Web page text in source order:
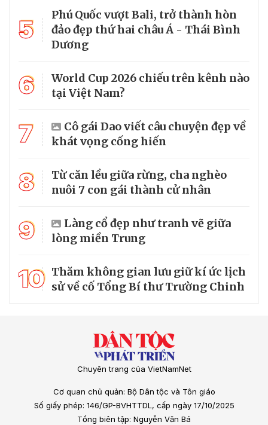
5
Phú Quốc vượt Bali, trở thành hòn
đảo đẹp thứ hai châu Á - Thái Bình
Dương
6
World Cup 2026 chiếu trên kênh nào
tại Việt Nam?
7
Cô gái Dao viết câu chuyện đẹp về
khát vọng cống hiến
8
Từ căn lều giữa rừng, cha nghèo
nuôi 7 con gái thành cử nhân
9
Làng cổ đẹp như tranh vẽ giữa
lòng miền Trung
10 Thăm không gian lưu giữ kí ức lịch
sử về cố Tổng Bí thư Trường Chinh
Chuyên trang của VietNamNet
Cơ quan chủ quản: Bộ Dân tộc và Tôn giáo
Số giấy phép: 146/GP-BVHTTDL, cấp ngày 17/10/2025
Tổng biên tập: Nguyễn Văn Bá